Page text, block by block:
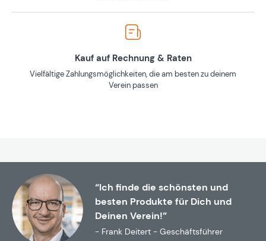
Kauf auf Rechnung & Raten
Vielfältige Zahlungsmöglichkeiten, die am besten zu deinem
Verein passen
“Ich finde die schönsten und
besten Produkte für Dich und
Deinen Verein!”
- Frank Deitert - Geschäftsführer